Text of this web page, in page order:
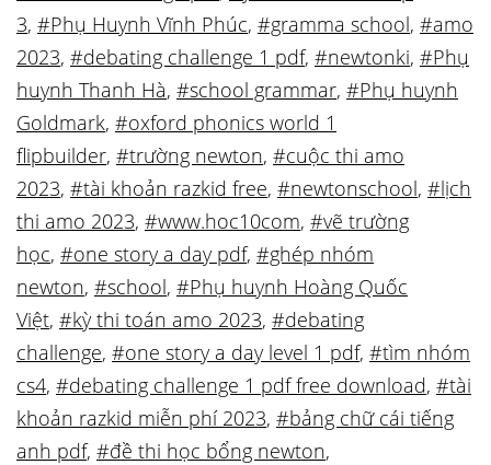
3, #Phụ Huynh Vĩnh Phúc, #gramma school, #amo
2023, #debating challenge 1 pdf, #newtonki, #Phụ
huynh Thanh Hà, #school grammar, #Phụ huynh
Goldmark, #oxford phonics world 1
flipbuilder, #trường newton, #cuộc thi amo
2023, #tài khoản razkid free, #newtonschool, #lịch
thi amo 2023, #www.hoc10com, #vẽ trường
học, #one story a day pdf, #ghép nhóm
newton, #school, #Phụ huynh Hoàng Quốc
Việt, #kỳ thi toán amo 2023, #debating
challenge, #one story a day level 1 pdf, #tìm nhóm
cs4, #debating challenge 1 pdf free download, #tài
khoản razkid miễn phí 2023, #bảng chữ cái tiếng
anh pdf, #đề thi học bổng newton,